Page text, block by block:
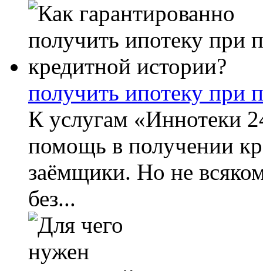
получить ипотеку при
К услугам «Иннотеки
помощь в получении
заёмщики. Но не
без...